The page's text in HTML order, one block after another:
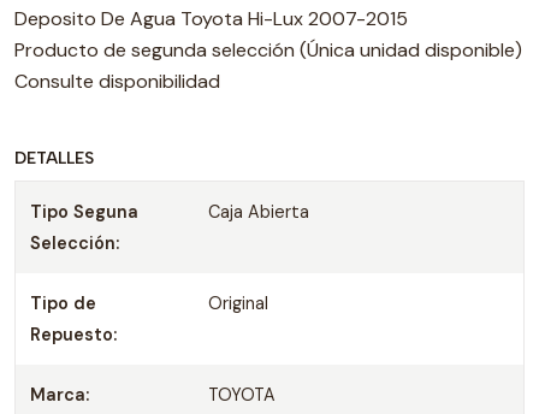
Deposito De Agua Toyota Hi-Lux 2007-2015
Producto de segunda selección (Única unidad disponible)
Consulte disponibilidad
DETALLES
Tipo Seguna
Selección:
Caja Abierta
Tipo de
Repuesto:
Original
Marca: TOYOTA